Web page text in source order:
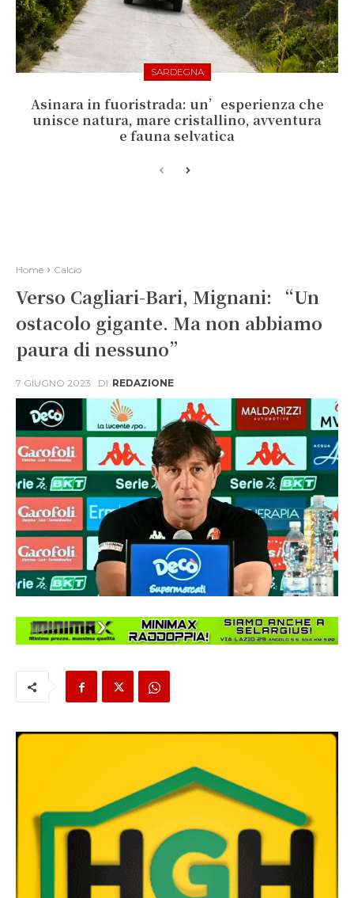
SARDEGNA
Asinara in fuoristrada: un’esperienza che
unisce natura, mare cristallino, avventura
e fauna selvatica